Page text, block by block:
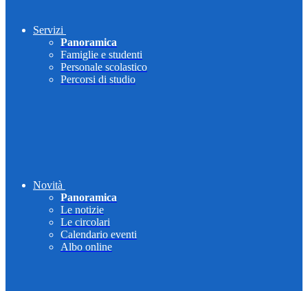
Servizi
Panoramica
Famiglie e studenti
Personale scolastico
Percorsi di studio
Novità
Panoramica
Le notizie
Le circolari
Calendario eventi
Albo online